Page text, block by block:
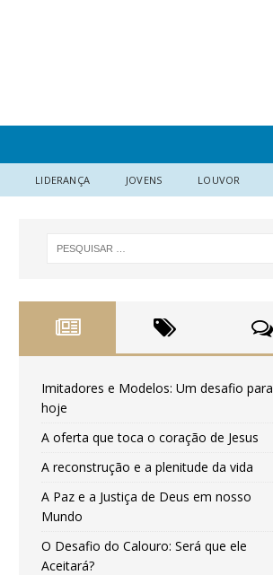
LIDERANÇA JOVENS LOUVOR
Imitadores e Modelos: Um desafio para
hoje
A oferta que toca o coração de Jesus
A reconstrução e a plenitude da vida
A Paz e a Justiça de Deus em nosso
Mundo
O Desafio do Calouro: Será que ele
Aceitará?